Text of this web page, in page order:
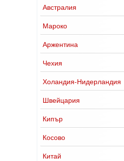
Австралия
Мароко
Аржентина
Чехия
Холандия-Нидерландия
Швейцария
Кипър
Косово
Китай